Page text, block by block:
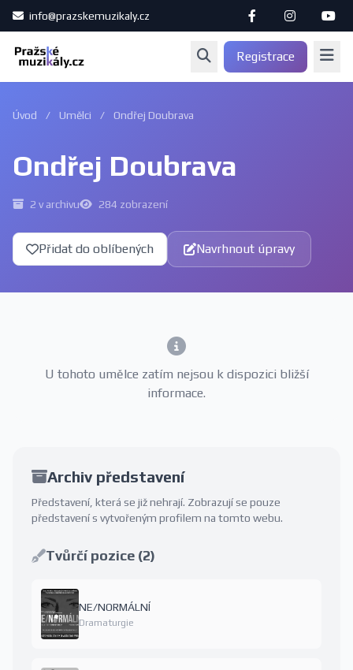
info@prazskemuzikaly.cz
Registrace
Úvod / Umělci / Ondřej Doubrava
Ondřej Doubrava
2 v archivu 284 zobrazení
Přidat do oblíbených Navrhnout úpravy
U tohoto umělce zatím nejsou k dispozici bližší
informace.
Archiv představení
Představení, která se již nehrají. Zobrazují se pouze
představení s vytvořeným profilem na tomto webu.
Tvůrčí pozice (2)
NE/NORMÁLNÍ
Dramaturgie